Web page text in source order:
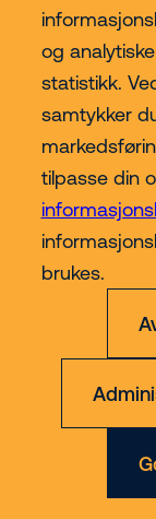
og
statistikk.
samtykker
tilpasse din
brukes.
Kjøp hos
Contact
Mer